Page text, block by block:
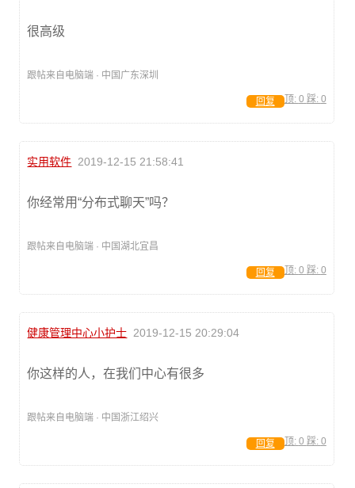
很高级
跟帖来自电脑端 · 中国广东深圳
顶: 0 踩: 0
回复
实用软件 2019-12-15 21:58:41
你经常用“分布式聊天”吗？
跟帖来自电脑端 · 中国湖北宜昌
顶: 0 踩: 0
回复
健康管理中心小护士 2019-12-15 20:29:04
你这样的人，在我们中心有很多
跟帖来自电脑端 · 中国浙江绍兴
顶: 0 踩: 0
回复